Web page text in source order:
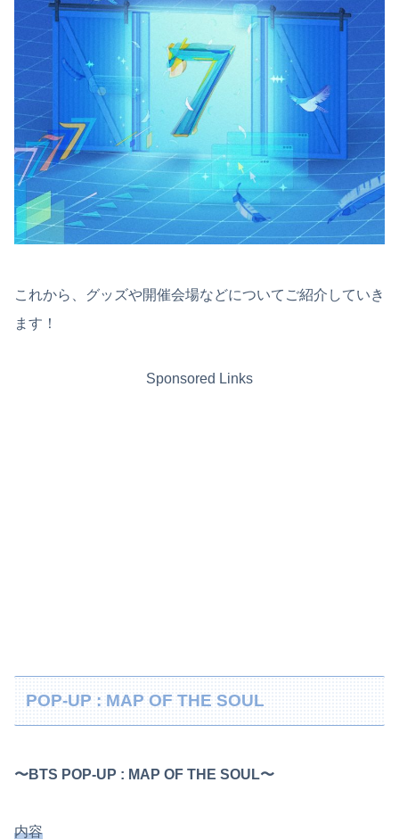
これから、グッズや開催会場などについてご紹介していき
ます！
Sponsored Links
POP-UP : MAP OF THE SOUL
〜BTS POP-UP : MAP OF THE SOUL〜
内容